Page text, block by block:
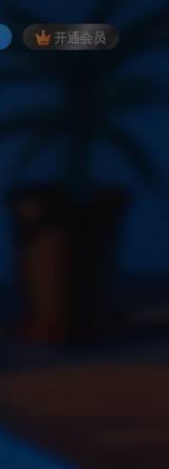
开通会员